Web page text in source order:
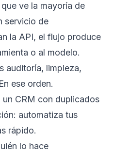
ve la mayoría de
servicio de
la API, el flujo produce
o al modelo.
auditoría, limpieza,
ese orden.
CRM con duplicados
automatiza tus
rápido.
lo hace